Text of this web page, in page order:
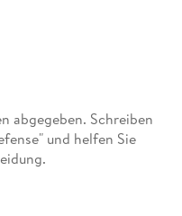
abgegeben. Schreiben
und helfen Sie